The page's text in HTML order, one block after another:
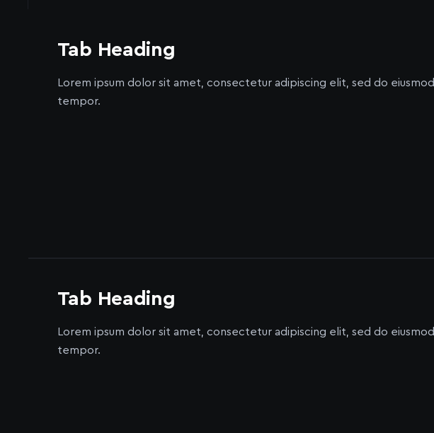
Link Text →
Tab Heading
Lorem ipsum dolor sit amet, consectetur adipiscing elit, sed do eiusmod
tempor.
Tab Heading
Lorem ipsum dolor sit amet, consectetur adipiscing elit, sed do eiusmod
tempor.